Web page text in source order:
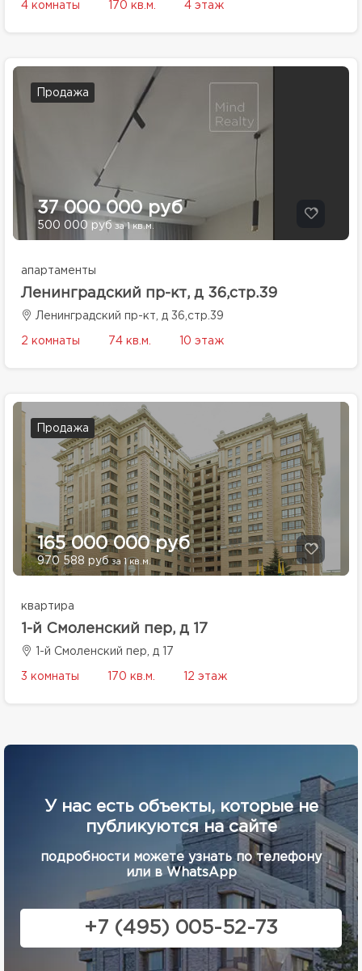
4 комнаты 170 кв.м. 4 этаж
Продажа
37 000 000 руб
500 000 руб за 1 кв.м.
апартаменты
Ленинградский пр-кт, д 36,стр.39
Ленинградский пр-кт, д 36,стр.39
2 комнаты 74 кв.м. 10 этаж
Продажа
165 000 000 руб
970 588 руб за 1 кв.м.
квартира
1-й Смоленский пер, д 17
1-й Смоленский пер, д 17
3 комнаты 170 кв.м. 12 этаж
У нас есть объекты, которые не
публикуются на сайте
подробности можете узнать по телефону
или в WhatsApp
+7 (495) 005-52-73